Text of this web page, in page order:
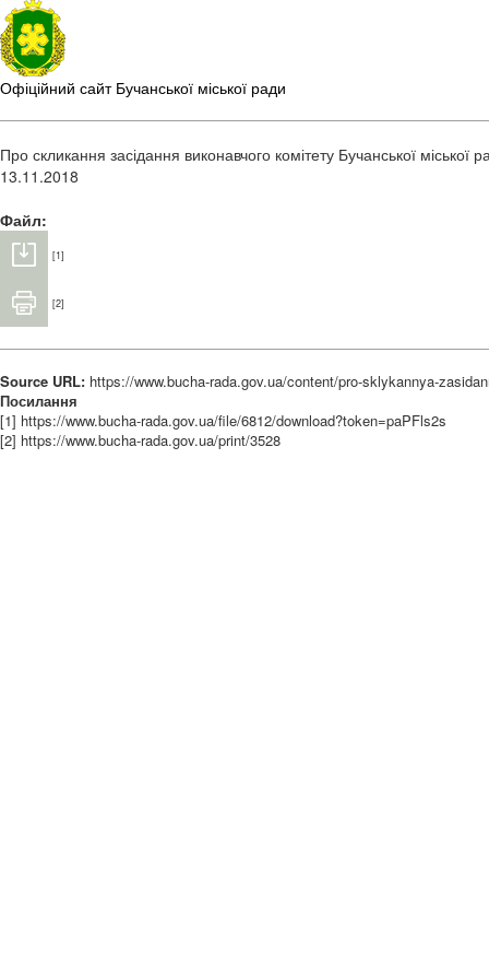
Офіційний сайт Бучанської міської ради
Про скликання засідання виконавчого комітету Бучанської міської
13.11.2018
Файл:
[1]
[2]
Source URL: https://www.bucha-rada.gov.ua/content/pro-sklykannya-
Посилання
[1] https://www.bucha-rada.gov.ua/file/6812/download?token=paPFls2s
[2] https://www.bucha-rada.gov.ua/print/3528